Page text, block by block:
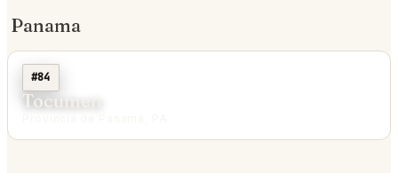
Panama
#84
Tocumen